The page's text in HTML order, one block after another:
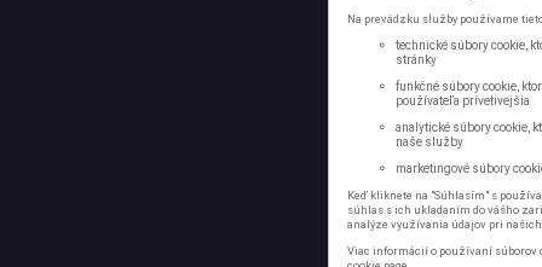
Na prevádzku služby používame
technické súbory cookie,
stránky
funkčné súbory cookie,
používateľa prívetivejšia
analytické súbory cookie,
naše služby
marketingové súbory
Keď kliknete na "Súhlasím" s
súhlas s ich ukladaním do vášho
analýze využívania údajov pri
Viac informácií o používaní súborov